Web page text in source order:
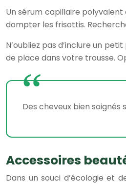
Un sérum capillaire
dompter les frisottis.
N’oubliez pas d’inclure un
de place dans votre trousse.
Des cheveux bien
Accessoires
Dans un souci d’écologie et